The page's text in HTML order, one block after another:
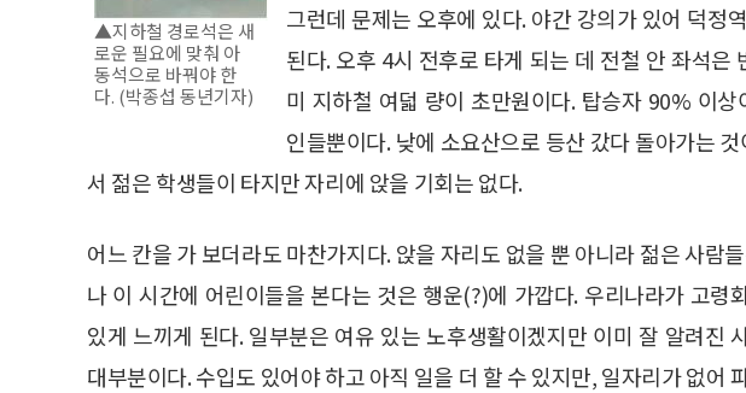
▲지하철 경로석은 새
로운 필요에 맞춰 아
동석으로 바꿔야 한
다. (박종섭 동년기자)
그런데 문제는 오후에 있다. 야간 강의가 있어 덕정
된다. 오후 4시 전후로 타게 되는 데 전철 안 좌석은
미 지하철 여덟 량이 초만원이다. 탑승자 90% 이
인들뿐이다. 낮에 소요산으로 등산 갔다 돌아가는
서 젊은 학생들이 타지만 자리에 앉을 기회는 없다.
어느 칸을 가 보더라도 마찬가지다. 앉을 자리도 없을 뿐 아니라 젊은 사람
나 이 시간에 어린이들을 본다는 것은 행운(?)에 가깝다. 우리나라가 고령
있게 느끼게 된다. 일부분은 여유 있는 노후생활이겠지만 이미 잘 알려진
대부분이다. 수입도 있어야 하고 아직 일을 더 할 수 있지만, 일자리가 없어